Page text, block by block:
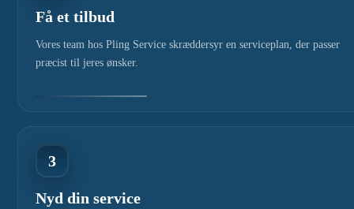
Få et tilbud
Vores team hos Pling Service skræddersyr en serviceplan, der passer
præcist til jeres ønsker.
3
Nyd din service